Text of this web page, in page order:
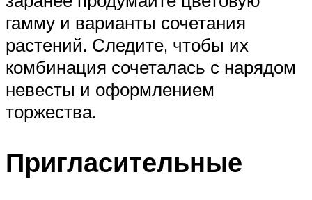
гамму и варианты сочетания
растений. Следите, чтобы их
комбинация сочеталась с нарядом
невесты и оформлением
торжества.
Пригласительные